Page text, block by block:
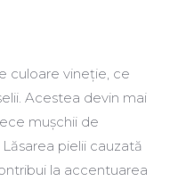
culoare vineție, ce
Acestea devin mai
mușchii de
pielii cauzată
la accentuarea